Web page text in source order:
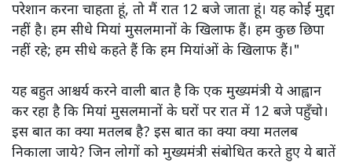
परेशान करना चाहता हूं, तो मैं रात 12 बजे जाता हूं। यह कोई मुद्दा
नहीं है। हम सीधे मियां मुसलमानों के खिलाफ हैं। हम कुछ छिपा
नहीं रहे; हम सीधे कहते हैं कि हम मियांओं के खिलाफ हैं।"
यह बहुत आश्चर्य करने वाली बात है कि एक मुख्यमंत्री ये आह्वान
कर रहा है कि मियांं मुसलमानों के घरों पर रात में 12 बजे पहुँचो।
इस बात का क्या मतलब है? इस बात का क्या क्या मतलब
निकाला जाये? जिन लोगों को मुख्यमंत्री संबोधित करते हुए ये बातें